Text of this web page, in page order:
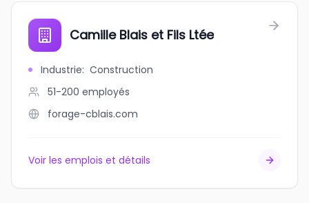
Camille Blais et Fils Ltée
Industrie: Construction
51-200 employés
forage-cblais.com
Voir les emplois et détails